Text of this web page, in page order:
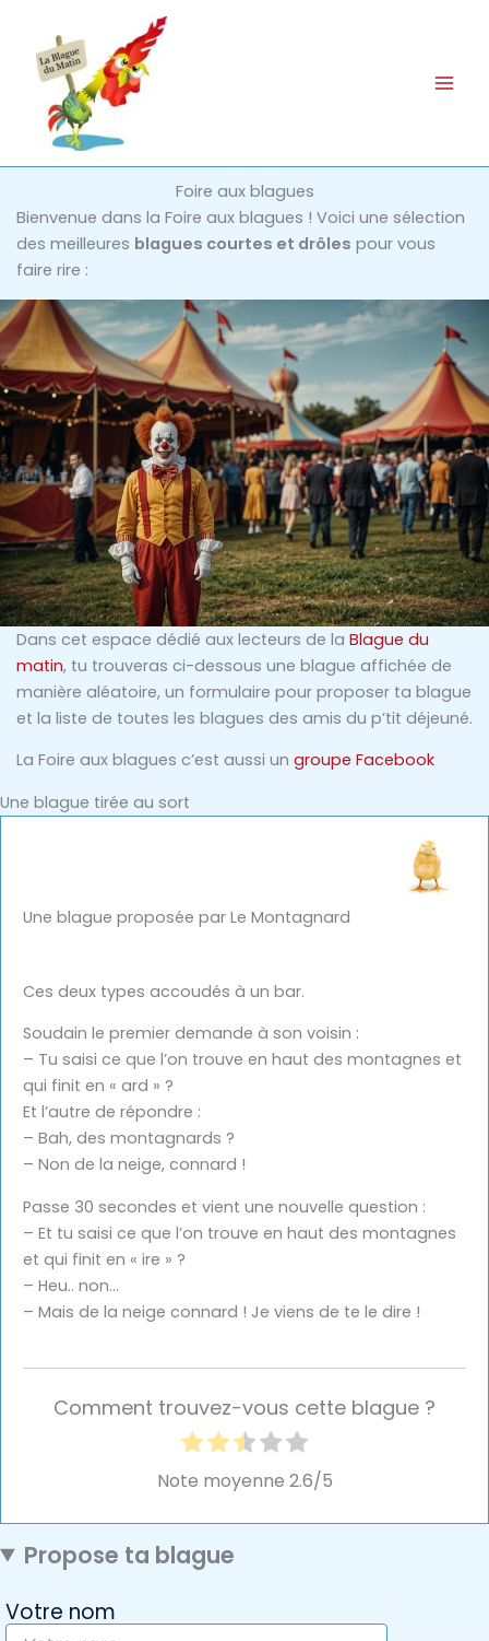
contenu
Foire aux blagues
Bienvenue dans la Foire aux blagues ! Voici une sélection
des meilleures blagues courtes et drôles pour vous
faire rire :
Dans cet espace dédié aux lecteurs de la Blague du
matin, tu trouveras ci-dessous une blague affichée de
manière aléatoire, un formulaire pour proposer ta blague
et la liste de toutes les blagues des amis du p’tit déjeuné.
La Foire aux blagues c’est aussi un groupe Facebook
Une blague tirée au sort
Une blague proposée par Le Montagnard
Ces deux types accoudés à un bar.
Soudain le premier demande à son voisin :
– Tu saisi ce que l’on trouve en haut des montagnes et
qui finit en « ard » ?
Et l’autre de répondre :
– Bah, des montagnards ?
– Non de la neige, connard !
Passe 30 secondes et vient une nouvelle question :
– Et tu saisi ce que l’on trouve en haut des montagnes
et qui finit en « ire » ?
– Heu.. non…
– Mais de la neige connard ! Je viens de te le dire !
Comment trouvez-vous cette blague ?
Note moyenne 2.6/5
Propose ta blague
Votre nom